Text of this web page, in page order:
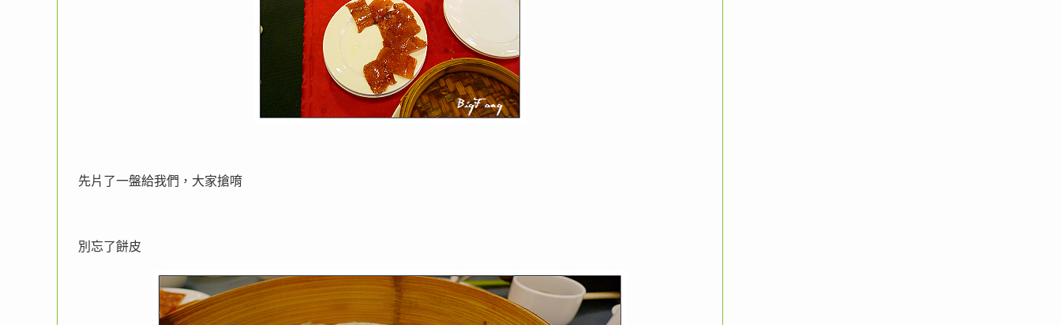
先片了一盤給我們，大家搶唷
別忘了餅皮